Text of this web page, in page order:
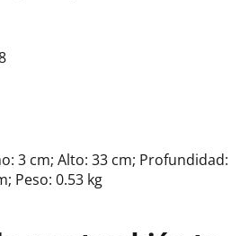
3 cm; Alto: 33 cm; Profundidad:
Peso: 0.53 kg